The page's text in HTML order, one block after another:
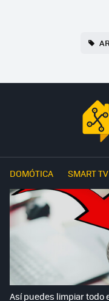
DOMÓTICA SMART TV
Así puedes limpiar todo